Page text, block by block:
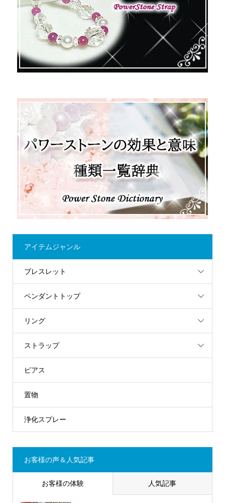
アイテムジャンル
ブレスレット
ペンダントトップ
リング
ストラップ
ピアス
置物
浄化スプレー
お客様の声＆人気記事
お客様の体験 人気記事